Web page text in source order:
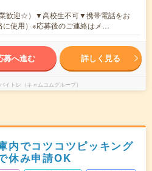
歓迎☆）▼高校生不可▼携帯電話をお
に使用）※応募後のご連絡はメ…
募へ進む 詳しく見る
イトレ（キャムコムグループ）
内でコツコツピッキング
休み申請OK